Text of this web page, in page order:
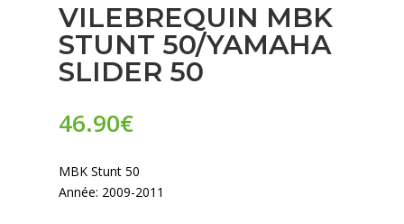
VILEBREQUIN MBK
STUNT 50/YAMAHA
SLIDER 50
46.90€
MBK Stunt 50
Année: 2009-2011